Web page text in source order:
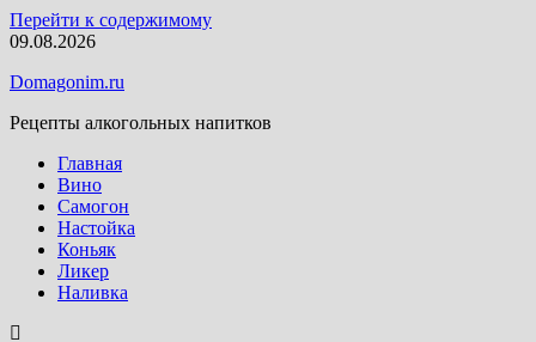
Перейти к содержимому
09.08.2026
Domagonim.ru
Рецепты алкогольных напитков
Главная
Вино
Самогон
Настойка
Коньяк
Ликер
Наливка